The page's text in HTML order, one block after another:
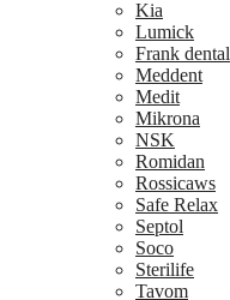
Kia
Lumick
Frank dental
Meddent
Medit
Mikrona
NSK
Romidan
Rossicaws
Safe Relax
Septol
Soco
Sterilife
Tavom